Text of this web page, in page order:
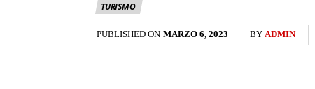
TURISMO
PUBLISHED ON MARZO 6, 2023 BY ADMIN